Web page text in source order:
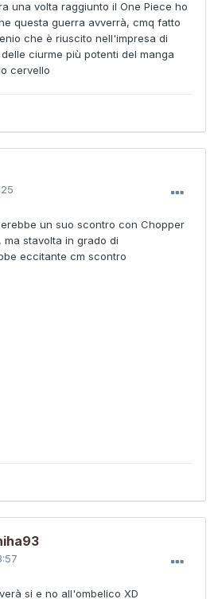
una volta raggiunto il One Piece ho
questa guerra avverrà, cmq fatto
che è riuscito nell'impresa di
ciurme più potenti del manga
cervello
un suo scontro con Chopper
stavolta in grado di
eccitante cm scontro
si e no all'ombelico XD